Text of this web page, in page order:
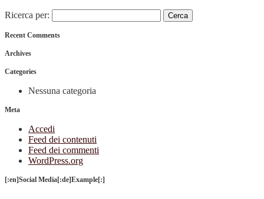
Ricerca per:
Recent Comments
Archives
Categories
Nessuna categoria
Meta
Accedi
Feed dei contenuti
Feed dei commenti
WordPress.org
[:en]Social Media[:de]Example[:]